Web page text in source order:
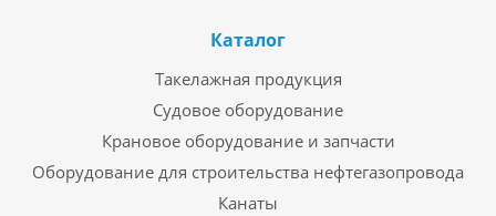
Каталог
Такелажная продукция
Судовое оборудование
Крановое оборудование и запчасти
Оборудование для строительства нефтегазопровода
Канаты